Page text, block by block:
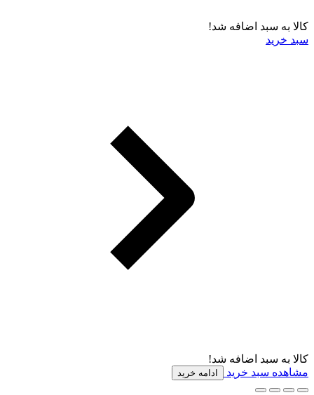
کالا به سبد اضافه شد!
سبد خرید
کالا به سبد اضافه شد!
مشاهده سبد خرید
ادامه خرید